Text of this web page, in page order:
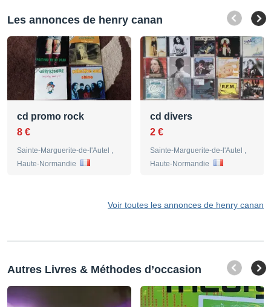
Les annonces de henry canan
cd promo rock
8 €
Sainte-Marguerite-de-l'Autel ,
Haute-Normandie
cd divers
2 €
Sainte-Marguerite-de-l'Autel ,
Haute-Normandie
Voir toutes les annonces de henry canan
Autres Livres & Méthodes d’occasion